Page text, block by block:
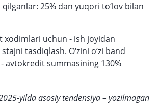
qilganlar: 25% dan yuqori to‘lov bilan
xodimlari uchun - ish joyidan
tasdiqlash. O‘zini o‘zi band
avtokredit summasining 130%
yilda asosiy tendensiya – yozilmagan